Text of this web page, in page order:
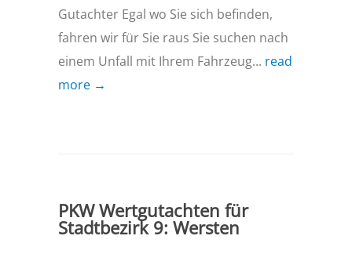
Gutachter Egal wo Sie sich befinden,
fahren wir für Sie raus Sie suchen nach
einem Unfall mit Ihrem Fahrzeug... read
more →
PKW Wertgutachten für
Stadtbezirk 9: Wersten